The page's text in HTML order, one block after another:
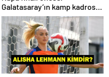
Galatasaray’ın kamp kadrosu
belli oldu!